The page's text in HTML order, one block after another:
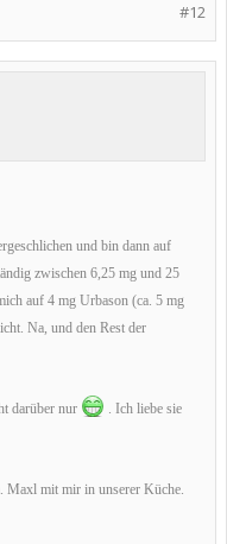
#12
und bin dann auf
zwischen 6,25 mg und 25
auf 4 mg Urbason (ca. 5 mg
Na, und den Rest der
darüber nur
. Ich liebe sie
Maxl mit mir in unserer Küche.